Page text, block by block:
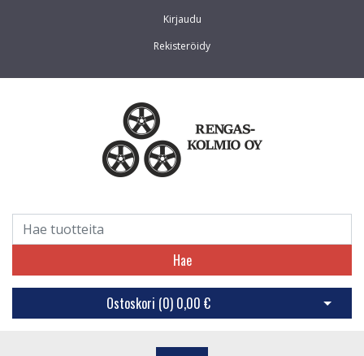
Kirjaudu
Rekisteröidy
Hae
Ostoskori (0) 0,00 € Avaa